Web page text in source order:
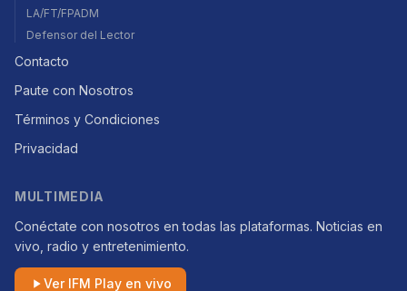
LA/FT/FPADM
Defensor del Lector
Contacto
Paute con Nosotros
Términos y Condiciones
Privacidad
MULTIMEDIA
Conéctate con nosotros en todas las plataformas. Noticias en
vivo, radio y entretenimiento.
Ver IFM Play en vivo